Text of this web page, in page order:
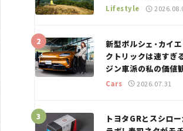
Lifestyle
新型ポルシェ・カイ
クトリックは速すぎ
ジン車派の私の価値
た、新しいポルシェの
Cars 2026.07.31
トヨタGRとスシロ